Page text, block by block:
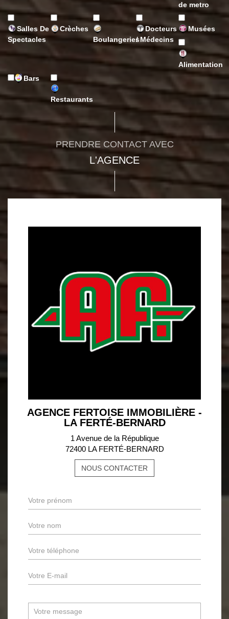
de metro
Salles De
Spectacles
Crèches
Boulangeries
Docteurs
/ Médecins
Musées
Alimentation
Bars
Restaurants
PRENDRE CONTACT AVEC
L'AGENCE
AGENCE FERTOISE IMMOBILIÈRE -
LA FERTÉ-BERNARD
1 Avenue de la République
72400 LA FERTÉ-BERNARD
NOUS CONTACTER